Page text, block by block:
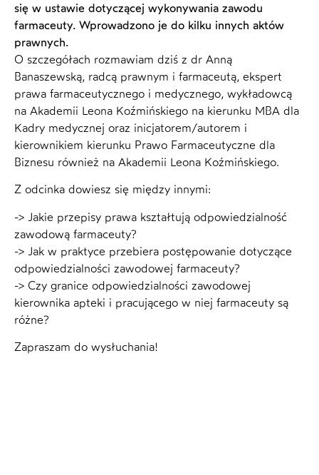
się w ustawie dotyczącej wykonywania zawodu
farmaceuty. Wprowadzono je do kilku innych aktów
prawnych.
O szczegółach rozmawiam dziś z dr Anną
Banaszewską, radcą prawnym i farmaceutą, ekspert
prawa farmaceutycznego i medycznego, wykładowcą
na Akademii Leona Koźmińskiego na kierunku MBA dla
Kadry medycznej oraz inicjatorem/autorem i
kierownikiem kierunku Prawo Farmaceutyczne dla
Biznesu również na Akademii Leona Koźmińskiego.
Z odcinka dowiesz się między innymi:
-> Jakie przepisy prawa kształtują odpowiedzialność
zawodową farmaceuty?
-> Jak w praktyce przebiera postępowanie dotyczące
odpowiedzialności zawodowej farmaceuty?
-> Czy granice odpowiedzialności zawodowej
kierownika apteki i pracującego w niej farmaceuty są
różne?
Zapraszam do wysłuchania!